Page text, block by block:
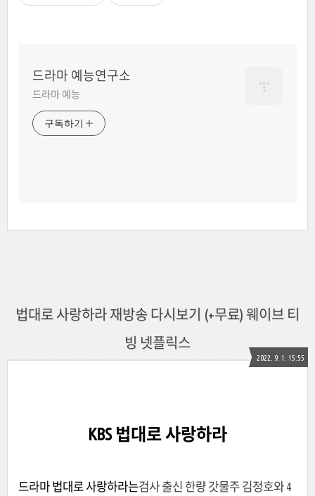
드라마 예능연구소
드라마 예능
구독하기
법대로 사랑하라 재방송 다시보기 (+무료) 웨이브 티
빙 넷플릭스
2022. 9. 1. 15:55
KBS 법대로 사랑하라
드라마 법대로 사랑하라는검사 출신 한량 갓물주 김정호와 4